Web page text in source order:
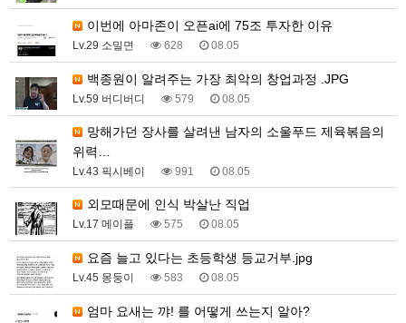
이번에 아마존이 오픈ai에 75조 투자한 이유
Lv.29 소밀면 628 08.05
백종원이 알려주는 가장 최악의 창업과정 .JPG
Lv.59 버디버디 579 08.05
위력…
Lv.43 픽시베이 991 08.05
외모때문에 인식 박살난 직업
Lv.17 메이플 575 08.05
요즘 늘고 있다는 초등학생 등교거부.jpg
Lv.45 몽둥이 583 08.05
엄마 요새는 꺄! 를 어떻게 쓰는지 알아?